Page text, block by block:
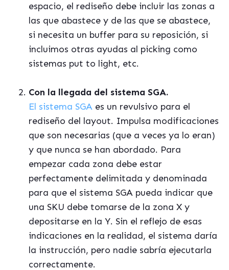
espacio, el rediseño debe incluir las zonas a
las que abastece y de las que se abastece,
si necesita un buffer para su reposición, si
incluimos otras ayudas al picking como
sistemas put to light, etc.
Con la llegada del sistema SGA.
El sistema SGA es un revulsivo para el
rediseño del layout. Impulsa modificaciones
que son necesarias (que a veces ya lo eran)
y que nunca se han abordado. Para
empezar cada zona debe estar
perfectamente delimitada y denominada
para que el sistema SGA pueda indicar que
una SKU debe tomarse de la zona X y
depositarse en la Y. Sin el reflejo de esas
indicaciones en la realidad, el sistema daría
la instrucción, pero nadie sabría ejecutarla
correctamente.